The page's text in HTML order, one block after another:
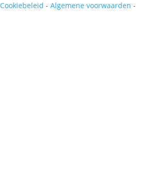
Cookiebeleid -Algemene voorwaarden -